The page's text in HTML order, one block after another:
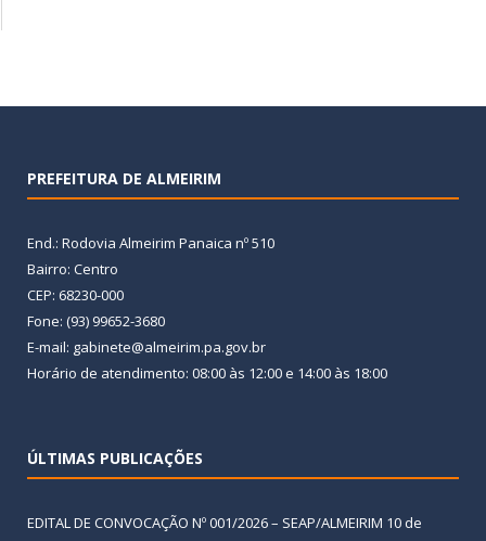
PREFEITURA DE ALMEIRIM
End.: Rodovia Almeirim Panaica nº 510
Bairro: Centro
CEP: 68230-000
Fone: (93) 99652-3680
E-mail: gabinete@almeirim.pa.gov.br
Horário de atendimento: 08:00 às 12:00 e 14:00 às 18:00
ÚLTIMAS PUBLICAÇÕES
EDITAL DE CONVOCAÇÃO Nº 001/2026 – SEAP/ALMEIRIM 10 de